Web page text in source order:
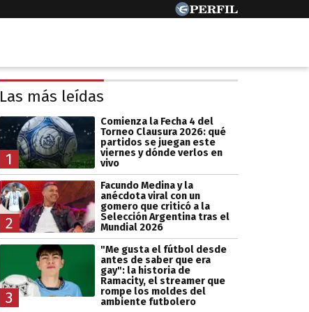
Las más leídas
1
Comienza la Fecha 4 del
Torneo Clausura 2026: qué
partidos se juegan este
viernes y dónde verlos en
vivo
2
Facundo Medina y la
anécdota viral con un
gomero que criticó a la
Selección Argentina tras el
Mundial 2026
3
"Me gusta el fútbol desde
antes de saber que era
gay": la historia de
Ramacity, el streamer que
rompe los moldes del
ambiente futbolero